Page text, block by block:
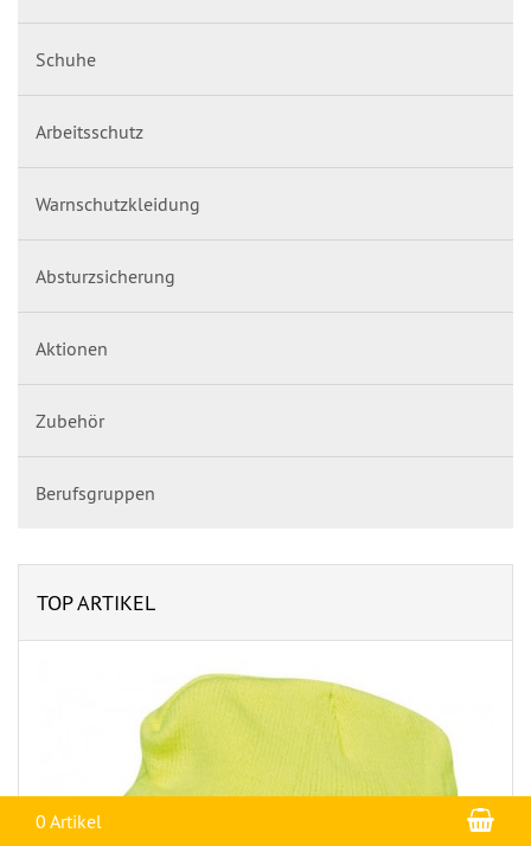
Schuhe
Arbeitsschutz
Warnschutzkleidung
Absturzsicherung
Aktionen
Zubehör
Berufsgruppen
TOP ARTIKEL
0 Artikel